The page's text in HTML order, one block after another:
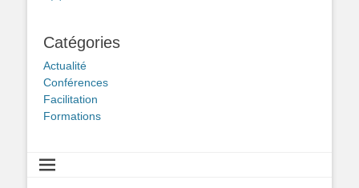
Catégories
Actualité
Conférences
Facilitation
Formations